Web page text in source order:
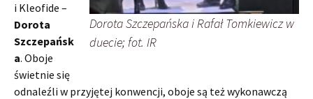
Dorota Szczepańska i Rafał Tomkiewicz w
duecie; fot. IR
i Kleofide –
Dorota
Szczepańsk
a. Oboje
świetnie się
odnaleźli w przyjętej konwencji, oboje są też wykonawczą